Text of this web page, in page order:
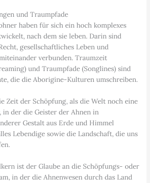
und Traumpfade
haben für sich ein hoch komplexes
nach dem sie leben. Darin sind
gesellschaftliches Leben und
verbunden. Traumzeit
und Traumpfade (Songlines) sind
die die Aborigine-Kulturen umschreiben.
Zeit der Schöpfung, als die Welt noch eine
in der die Geister der Ahnen in
Gestalt aus Erde und Himmel
Lebendige sowie die Landschaft, die uns
ist der Glaube an die Schöpfungs- oder
in der die Ahnenwesen durch das Land